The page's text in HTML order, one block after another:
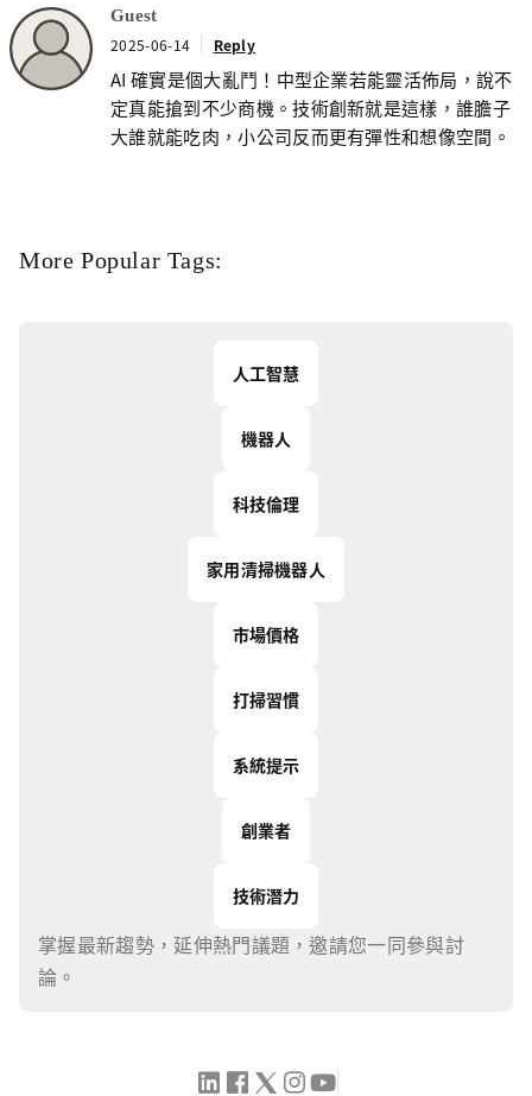
Guest
2025-06-14 Reply
AI 確實是個大亂鬥！中型企業若能靈活佈局，說不
定真能搶到不少商機。技術創新就是這樣，誰膽子
大誰就能吃肉，小公司反而更有彈性和想像空間。
More Popular Tags:
人工智慧
機器人
科技倫理
家用清掃機器人
市場價格
打掃習慣
系統提示
創業者
技術潛力
掌握最新趨勢，延伸熱門議題，邀請您一同參與討
論。